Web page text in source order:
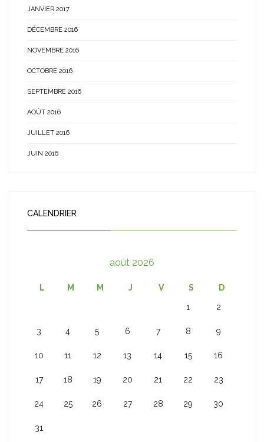
JANVIER 2017
DÉCEMBRE 2016
NOVEMBRE 2016
OCTOBRE 2016
SEPTEMBRE 2016
AOÛT 2016
JUILLET 2016
JUIN 2016
CALENDRIER
août 2026
L M M J V S D
1 2
3 4 5 6 7 8 9
10 11 12 13 14 15 16
17 18 19 20 21 22 23
24 25 26 27 28 29 30
31